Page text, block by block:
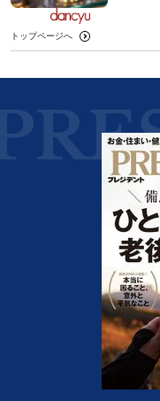
トップページへ